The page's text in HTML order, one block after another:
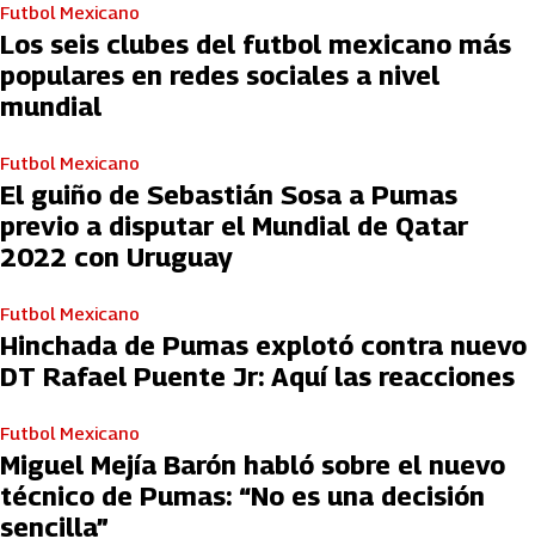
Futbol Mexicano
Los seis clubes del futbol mexicano más
populares en redes sociales a nivel
mundial
Futbol Mexicano
El guiño de Sebastián Sosa a Pumas
previo a disputar el Mundial de Qatar
2022 con Uruguay
Futbol Mexicano
Hinchada de Pumas explotó contra nuevo
DT Rafael Puente Jr: Aquí las reacciones
Futbol Mexicano
Miguel Mejía Barón habló sobre el nuevo
técnico de Pumas: “No es una decisión
sencilla”